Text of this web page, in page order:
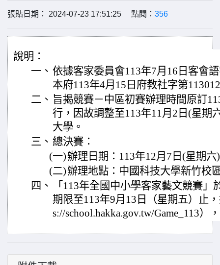
張貼日期： 2024-07-23 17:51:25 點閱： 356
說明：
一、 依據客家委員會113年7月16日客會
本府113年4月15日府教社字第
二、 旨揭競賽－中區初賽辦理時間原訂
行，因故調整至113年11月2日(星期
大學。
三、 總決賽：
(一)辦理日期：113年12月7日(星期六
(二)辦理地點：中國科技大學新竹校
四、
「113年全國中小學客家藝文競賽
期限至113年9月13日（星期五）止
s://school.hakka.gov.tw/Game_113）